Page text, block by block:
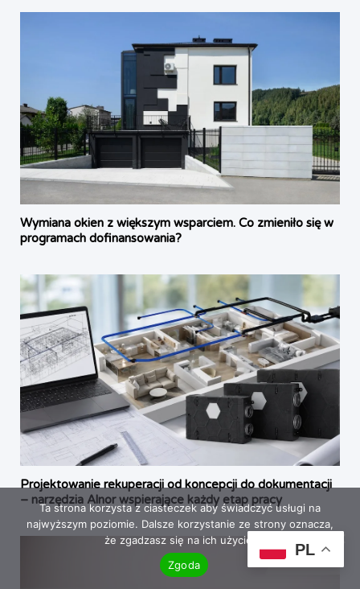
Wymiana okien z większym wsparciem. Co zmieniło się w
programach dofinansowania?
Projektowanie rekuperacji od koncepcji do dokumentacji
– narzędzia Alnor wspierające każdy etap pracy
PL
Ta strona korzysta z ciasteczek aby świadczyć usługi na
najwyższym poziomie. Dalsze korzystanie ze strony oznacza,
że zgadzasz się na ich użycie.
Zgoda